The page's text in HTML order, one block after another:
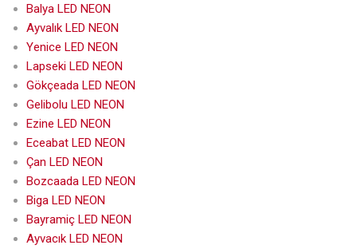
Balya LED NEON
Ayvalık LED NEON
Yenice LED NEON
Lapseki LED NEON
Gökçeada LED NEON
Gelibolu LED NEON
Ezine LED NEON
Eceabat LED NEON
Çan LED NEON
Bozcaada LED NEON
Biga LED NEON
Bayramiç LED NEON
Ayvacık LED NEON